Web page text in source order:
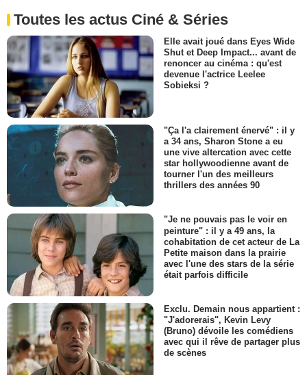
Toutes les actus Ciné & Séries
Elle avait joué dans Eyes Wide
Shut et Deep Impact... avant de
renoncer au cinéma : qu'est
devenue l'actrice Leelee
Sobieksi ?
"Ça l'a clairement énervé" : il y
a 34 ans, Sharon Stone a eu
une vive altercation avec cette
star hollywoodienne avant de
tourner l'un des meilleurs
thrillers des années 90
"Je ne pouvais pas le voir en
peinture" : il y a 49 ans, la
cohabitation de cet acteur de La
Petite maison dans la prairie
avec l'une des stars de la série
était parfois difficile
Exclu. Demain nous appartient :
"J'adorerais", Kevin Levy
(Bruno) dévoile les comédiens
avec qui il rêve de partager plus
de scènes